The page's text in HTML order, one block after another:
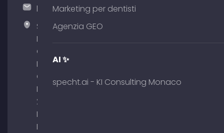
hallo@timospecht.de
Specht
Marketing
GmbH –
Palais am
Obelisk
Briennerstr.
29 80333
Monaco di
Baviera
Marketing per dentisti
Agenzia GEO
AI ✨
specht.ai - KI Consulting Monaco